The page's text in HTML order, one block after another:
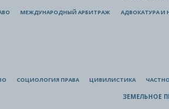
МЕЖДУНАРОДНЫЙ АРБИТРАЖ АДВОКАТУРА И
СОЦИОЛОГИЯ ПРАВА ЦИВИЛИСТИКА
ЗЕМЕЛЬНОЕ